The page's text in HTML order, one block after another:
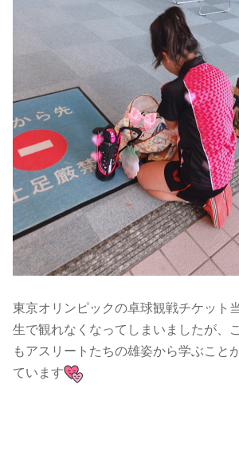
東京オリンピックの卓球観戦チケット
生で観れなくなってしまいましたが、
もアスリートたちの雄姿から学ぶこと
ています